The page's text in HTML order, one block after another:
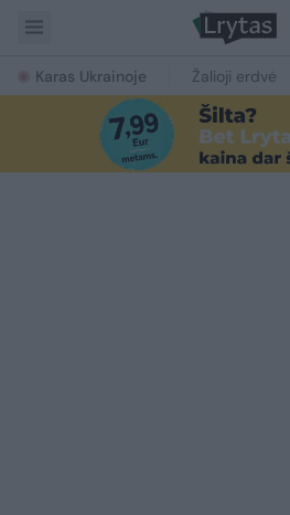
Karas Ukrainoje Žalioji erdvė